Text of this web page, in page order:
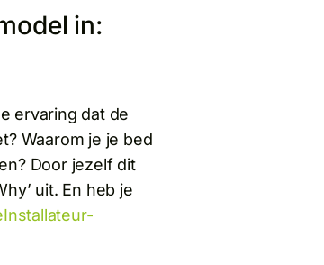
in:
ervaring dat de
Waarom je je bed
Door jezelf dit
uit. En heb je